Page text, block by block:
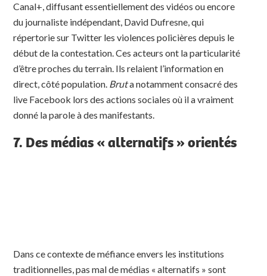
Canal+, diffusant essentiellement des vidéos ou encore
du journaliste indépendant, David Dufresne, qui
répertorie sur Twitter les violences policières depuis le
début de la contestation. Ces acteurs ont la particularité
d’être proches du terrain. Ils relaient l’information en
direct, côté population. Bruta notamment consacré des
live Facebook lors des actions sociales où il a vraiment
donné la parole à des manifestants.
7. Des médias « alternatifs » orientés
Dans ce contexte de méfiance envers les institutions
traditionnelles, pas mal de médias « alternatifs » sont